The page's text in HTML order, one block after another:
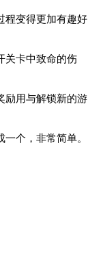
程变得更加有趣好
关卡中致命的伤
励用与解锁新的游
个，非常简单。